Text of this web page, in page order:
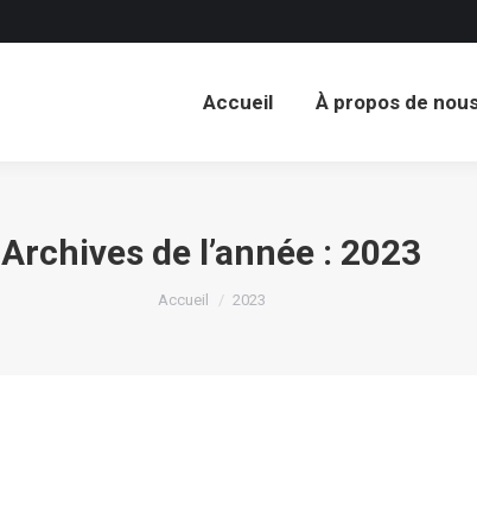
Accueil À propos de
Archives de l’année : 2023
Vous êtes ici :
Accueil 2023
Accueil À propos de